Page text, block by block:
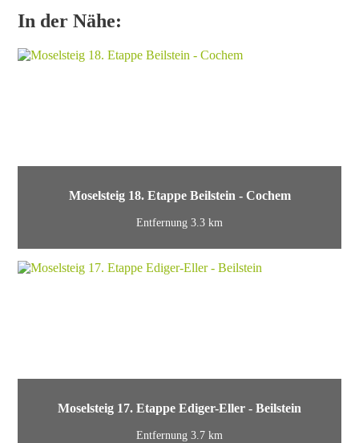
In der Nähe:
Moselsteig 18. Etappe Beilstein - Cochem
Entfernung 3.3 km
Moselsteig 17. Etappe Ediger-Eller - Beilstein
Entfernung 3.7 km